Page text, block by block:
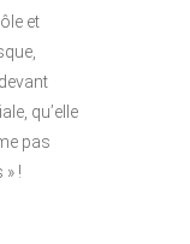
et
qu’elle
pas
!